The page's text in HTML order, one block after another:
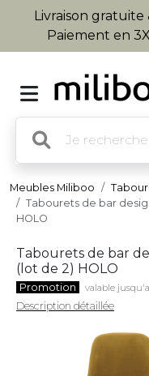
Livraison
Paiement en
Meubles Miliboo
Tabourets de bar
HOLO
Tabourets de bar
(lot de 2) HOLO
Promotion valable
Description détaillée